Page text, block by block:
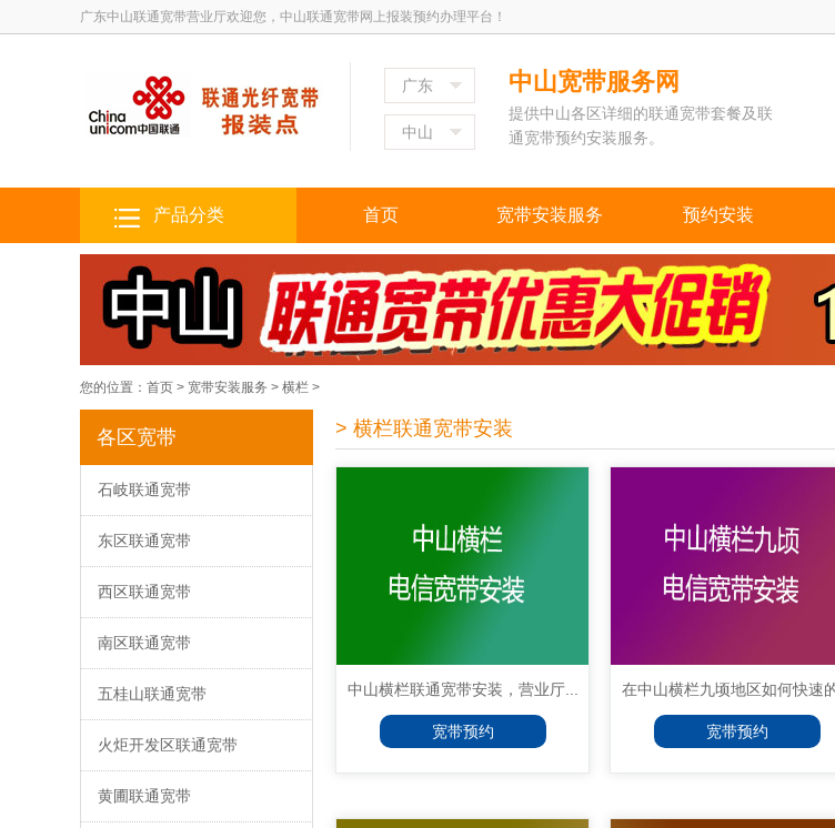
广东中山联通宽带营业厅欢迎您，中山联通宽带网上报装预约办理平台！
广东
中山
中山宽带服务网
提供中山各区详细的联通宽带套餐及联
通宽带预约安装服务。
产品分类 首页 宽带安装服务 预约安装
您的位置： 首页 > 宽带安装服务 > 横栏 >
各区宽带
石岐联通宽带
东区联通宽带
西区联通宽带
南区联通宽带
五桂山联通宽带
火炬开发区联通宽带
黄圃联通宽带
> 横栏联通宽带安装
中山横栏联通宽带安装，营业厅...
宽带预约
在中山横栏九顷地区如何快速的
宽带预约